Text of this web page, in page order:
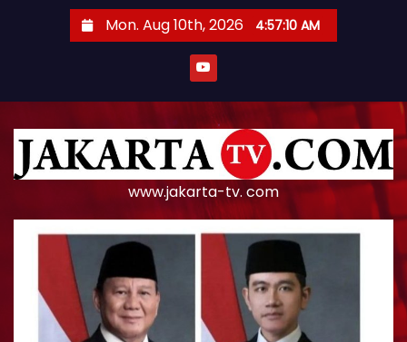
Mon. Aug 10th, 2026 4:57:10 AM
www.jakarta-tv. com